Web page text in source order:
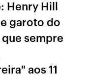
Henry Hill
garoto do
sempre
aos 11